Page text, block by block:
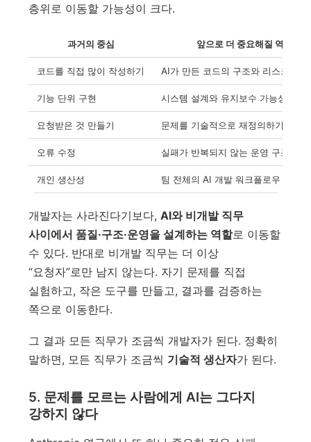
층위로 이동할 가능성이 크다.
과거의 중심 앞으로 더 중요해질 역할
코드를 직접 많이 작성하기 AI가 만든 코드의 구조와 리스크 판
기능 단위 구현 시스템 설계와 유지보수 가능성 판단
요청받은 것 만들기 문제를 기술적으로 재정의하기
오류 수정 실패가 반복되지 않는 운영 구조 만
개인 생산성 팀 전체의 AI 개발 워크플로우 설계
개발자는 사라진다기보다,AI와 비개발 직무
사이에서 품질·구조·운영을 설계하는 역할로 이동할
수 있다. 반대로 비개발 직무는 더 이상
“요청자”로만 남지 않는다. 자기 문제를 직접
실험하고, 작은 도구를 만들고, 결과를 검증하는
쪽으로 이동한다.
그 결과 모든 직무가 조금씩 개발자가 된다. 정확히
말하면, 모든 직무가 조금씩 기술적 생산자가 된다.
5. 문제를 모르는 사람에게 AI는 그다지
강하지 않다